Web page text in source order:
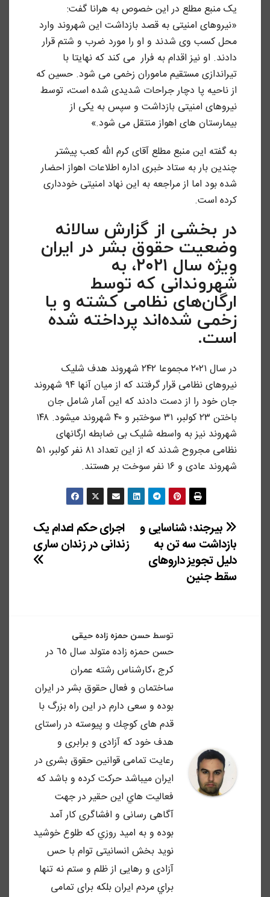
یک منبع مطلع در این خصوص به هرانا گفت:
«نیروهای امنیتی به قصد بازداشت این شهروند وارد
محل کسب وی شدند و او را مورد ضرب و شتم قرار
دادند. او نیز اقدام به فرار می کند که نهایتا با
تیراندازی مستقیم ماموران زخمی می شود. حسین که
از ناحیه پا دچار جراحات شدیدی شده است، توسط
نیروهای امنیتی بازداشت و سپس به یکی از
بیمارستان های اهواز منتقل می شود.»
به گفته این منبع مطلع آقای کرم الله کعب پیشتر
چندین بار به ستاد خبری اداره اطلاعات اهواز احضار
شده بود اما از مراجعه به این نهاد امنیتی خودداری
کرده است.
در بخشی از گزارش سالانه
وضعیت حقوق بشر در ایران
ویژه سال ۲۰۲۱، به
شهروندانی که توسط
ارگان‌های نظامی کشته و یا
زخمی شده‌اند پرداخته شده
است.
در سال ۲۰۲۱ مجموعا ۲۴۲ شهروند هدف شلیک
نیروهای نظامی قرار گرفتند که از میان آنها ۹۴ شهروند
جان خود را از دست دادند که این آمار شامل جان
باختن ۲۳ کولبر، ۳۱ سوختبر و ۴۰ شهروند میشود. ۱۴۸
شهروند نیز به واسطه شلیک بی ضابطه ارگانهای
نظامی مجروح شدند که از این تعداد ۸۱ نفر کولبر، ۵۱
شهروند عادی و ۱۶ نفر سوخت بر هستند.
راهبری
نوشته
اجرای حکم اعدام یک
زندانی در زندان ساری
بیرجند؛ شناسایی و
بازداشت سه تن به
دلیل تجویز داروهای
سقط جنین
توسط حسن حمزه زاده حیقی
حسن حمزه زاده متولد سال ٦٥ در
كرج ،كارشناس رشته عمران
ساختمان و فعال حقوق بشر در ايران
بوده و سعى دارم در اين راه بزرگ با
قدم هاى كوچك و پيوسته در راستاى
هدف خود كه آزادى و برابرى و
رعايت تمامى قوانين حقوق بشرى در
ايران ميباشد حركت كرده و باشد كه
فعاليت هاي اين حقير در جهت
آگاهى رسانى و افشاگرى كار آمد
بوده و به اميد روزي كه طلوع خوشيد
نويد بخش انسانيتى توام با حس
آزادى و رهايى از ظلم و ستم نه تنها
براي مردم ايران بلكه براى تمامى